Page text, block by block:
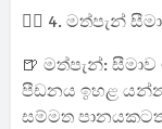
🧘‍♀️ 4. මත්පැන්
🍺 මත්පැන්:
පීඩනය ඉහළ
සම්මත